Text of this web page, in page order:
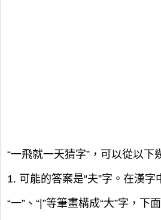
“一飛就一天猜字”，可以從以下
1. 可能的答案是“夫”字。在漢字
“一”、“|”等筆畫構成“大”字，下